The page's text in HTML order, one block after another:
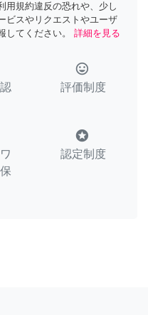
用規約違反の恐れや、少し
ビスやリクエストやユーザ
してください。
詳細を見る
tag_faces
評価制度
stars
認定制度